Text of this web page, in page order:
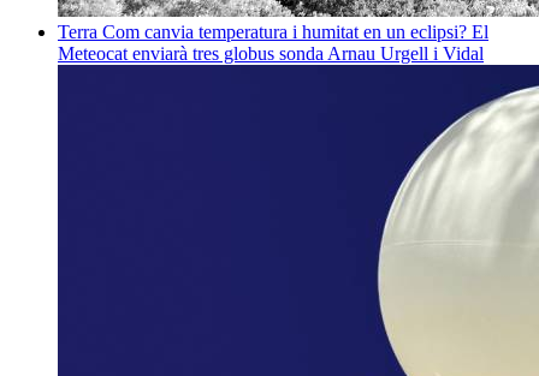
Terra Com canvia temperatura i humitat en un eclipsi? El
Meteocat enviarà tres globus sonda Arnau Urgell i Vidal